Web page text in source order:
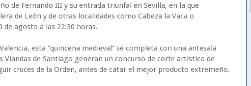
de Fernando III y su entrada triunfal en Sevilla, en la que
de León y de otras localidades como Cabeza la Vaca o
de agosto a las 22:30 horas.
esta “quincena medieval” se completa con una antesala
Viandas de Santiago generan un concurso de corte artístico de
cruces de la Orden, antes de catar el mejor producto extremeño.